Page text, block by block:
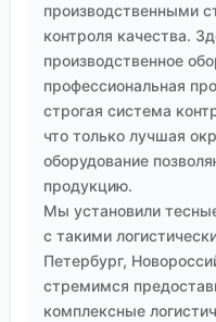
производственными
контроля качества.
производственное
профессиональная
строгая система
что только лучшая
оборудование
продукцию.
Мы установили
с такими
Петербург,
стремимся
комплексные